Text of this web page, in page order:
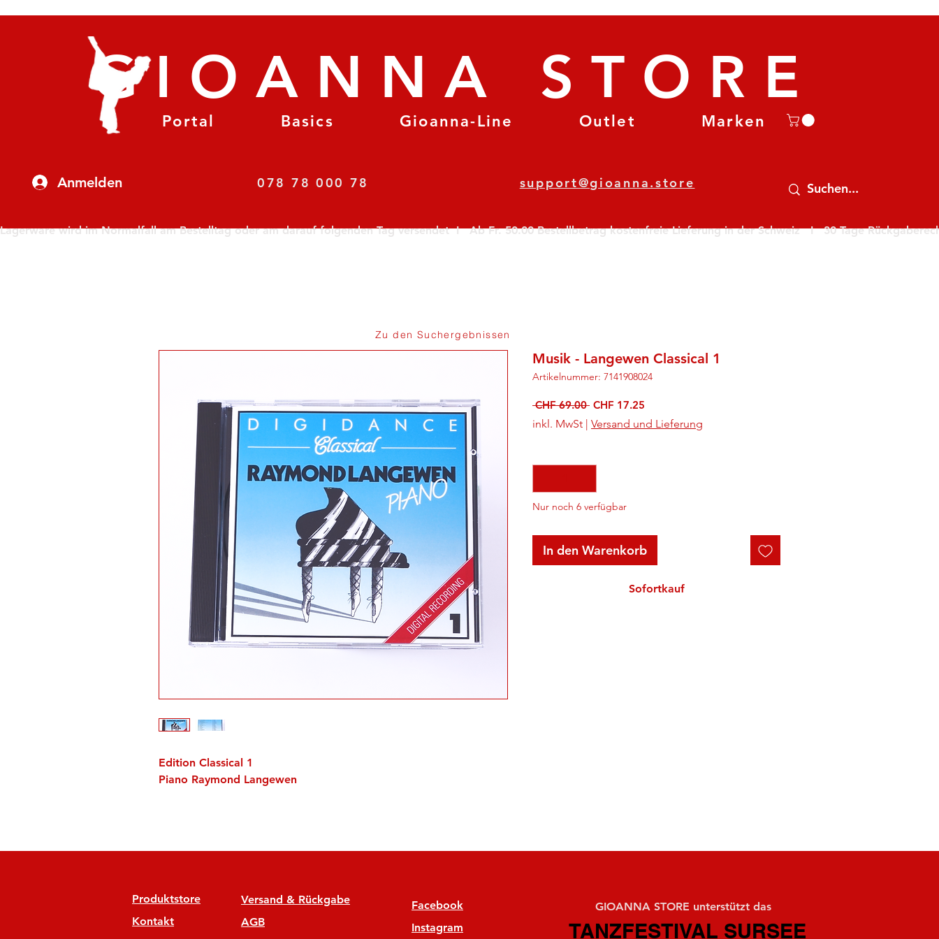
Anmelden
Portal Basics Gioanna-Line Outlet Marken
GIOANNA STORE
078 78 000 78 support@gioanna.store
Lagerware wird im Normalfall am Bestelltag oder am darauf folgenden Tag versendet  I   Ab Fr. 50.00 Bestellbetrag kostenfreie Lieferung in der Schweiz   I   30 Tage
Edition Classical 1
Piano Raymond Langewen
Musik - Langewen Classical 1
Artikelnummer: 7141908024
CHF 69.00 Standardpreis
CHF 17.25
Preis
inkl. MwSt | Versand und Lieferung
Nur noch 6 verfügbar
In den Warenkorb
Sofortkauf
Zu den Suchergebnissen
Produktstore
Kontakt
Versand & Rückgabe
AGB
Facebook
Instagram
GIOANNA STORE unterstützt das
TANZFESTIVAL SURSEE
TANZFESTIVAL SURSEE